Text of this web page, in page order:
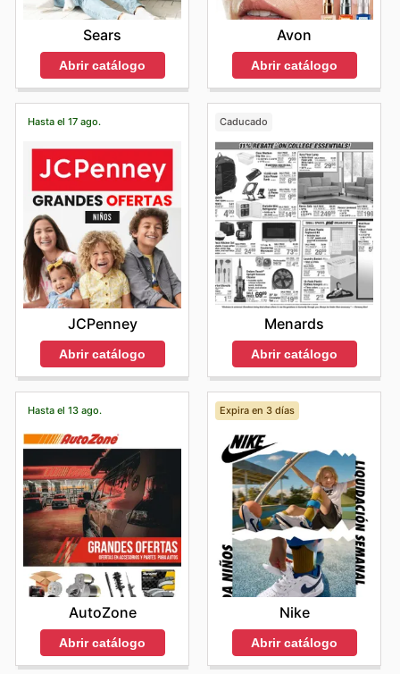
Sears
Abrir catálogo
Avon
Abrir catálogo
Hasta el 17 ago.
JCPenney
Abrir catálogo
Caducado
Menards
Abrir catálogo
Hasta el 13 ago.
AutoZone
Abrir catálogo
Expira en 3 días
Nike
Abrir catálogo